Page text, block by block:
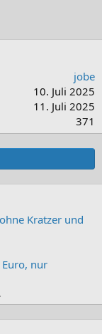
jobe
10. Juli 2025
11. Juli 2025
371
Kratzer und
nur